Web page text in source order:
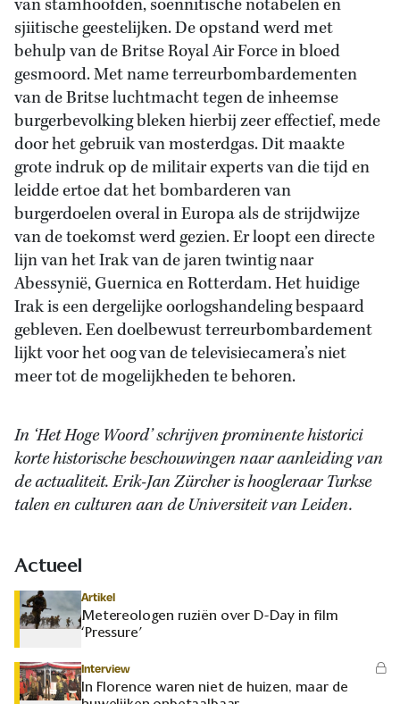
van stamhoofden, soennitische notabelen en
sjiitische geestelijken. De opstand werd met
behulp van de Britse Royal Air Force in bloed
gesmoord. Met name terreurbombardementen
van de Britse luchtmacht tegen de inheemse
burgerbevolking bleken hierbij zeer effectief, mede
door het gebruik van mosterdgas. Dit maakte
grote indruk op de militair experts van die tijd en
leidde ertoe dat het bombarderen van
burgerdoelen overal in Europa als de strijdwijze
van de toekomst werd gezien. Er loopt een directe
lijn van het Irak van de jaren twintig naar
Abessynië, Guernica en Rotterdam. Het huidige
Irak is een dergelijke oorlogshandeling bespaard
gebleven. Een doelbewust terreurbombardement
lijkt voor het oog van de televisiecamera’s niet
meer tot de mogelijkheden te behoren.
In ‘Het Hoge Woord’ schrijven prominente historici
korte historische beschouwingen naar aanleiding van
de actualiteit. Erik-Jan Zürcher is hoogleraar Turkse
talen en culturen aan de Universiteit van Leiden.
Actueel
Artikel
Metereologen ruziën over D-Day in film
‘Pressure’
Interview
In Florence waren niet de huizen, maar de